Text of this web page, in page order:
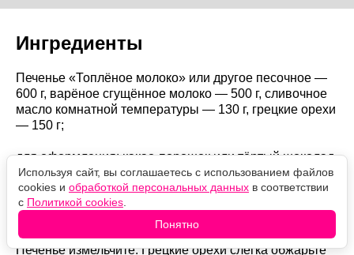
Ингредиенты
Печенье «Топлёное молоко» или другое песочное —
600 г, варёное сгущённое молоко — 500 г, сливочное
масло комнатной температуры — 130 г, грецкие орехи
— 150 г;
для оформления: какао-порошок или тёртый шоколад
— по вкусу.
Как готовить
Печенье измельчите. Грецкие орехи слегка обжарьте
Используя сайт, вы соглашаетесь с использованием файлов
cookies и обработкой персональных данных в соответствии
с Политикой cookies
Понятно